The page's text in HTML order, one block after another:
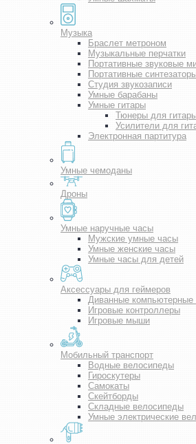
Музыка
Браслет метроном
Музыкальные перчатки
Портативные звуковые
Портативные
Студия звукозаписи
Умные барабаны
Умные гитары
Тюнеры для
Усилители для
Электронная партитура
Умные чемоданы
Дроны
Умные наручные часы
Мужские умные часы
Умные женские часы
Умные часы для детей
Аксессуары для геймеров
Диванные компьютерные
Игровые контроллеры
Игровые мыши
Мобильный транспорт
Водные велосипеды
Гироскутеры
Самокаты
Скейтборды
Складные велосипеды
Умные электрические